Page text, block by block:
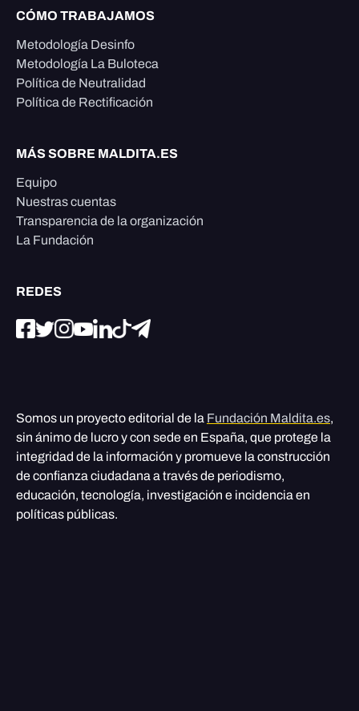
CÓMO TRABAJAMOS
Metodología Desinfo
Metodología La Buloteca
Política de Neutralidad
Política de Rectificación
MÁS SOBRE MALDITA.ES
Equipo
Nuestras cuentas
Transparencia de la organización
La Fundación
REDES
Somos un proyecto editorial de la Fundación Maldita.es,
sin ánimo de lucro y con sede en España, que protege la
integridad de la información y promueve la construcción
de confianza ciudadana a través de periodismo,
educación, tecnología, investigación e incidencia en
políticas públicas.